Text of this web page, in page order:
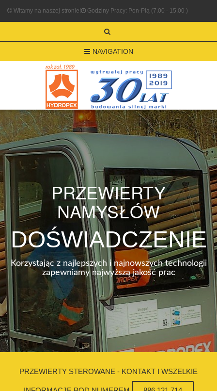
Witamy na naszej stronie! Godziny Pracy: Pon-Pią (7.00 - 15.00 )
NAVIGATION
PRZEWIERTY
NAMYSŁÓW
DOŚWIADCZENIE
Korzystając z najlepszych i najnowszych technologii
zapewniamy najwyższą jakość prac
PRZEWIERTY STEROWANE - KONTAKT I WSZELKIE